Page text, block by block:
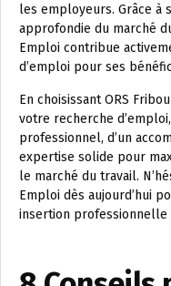
les employeurs. Grâce à
approfondie du marché
Emploi contribue
d’emploi pour ses
En choisissant ORS
votre recherche
professionnel, d’un
expertise solide pour
le marché du travail.
Emploi dès aujourd’hui
insertion professionnelle